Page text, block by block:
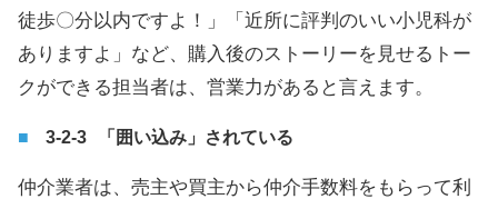
徒歩〇分以内ですよ！」「近所に評判のいい小児科が
ありますよ」など、購入後のストーリーを見せるトー
クができる担当者は、営業力があると言えます。
「囲い込み」されている
仲介業者は、売主や買主から仲介手数料をもらって利